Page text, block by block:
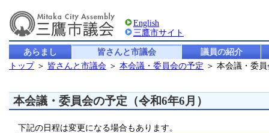
English
三鷹市サイト
あらまし 皆さんと市議会
議員の紹介
トップ＞ 皆さんと市議会 ＞ 本会議・委員会の予定 ＞ 本会議・委
本会議・委員会の予定（令和6年6月）
下記の日程は変更になる場合もあります。